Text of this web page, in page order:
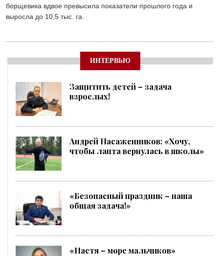
борщевика вдвое превысила показатели прошлого года и
выросла до 10,5 тыс. га.
ИНТЕРВЬЮ
Защитить детей – задача
взрослых!
Андрей Пасаженников: «Хочу,
чтобы лапта вернулась в школы»
«Безопасный праздник – наша
общая задача!»
«Настя – море мальчиков»